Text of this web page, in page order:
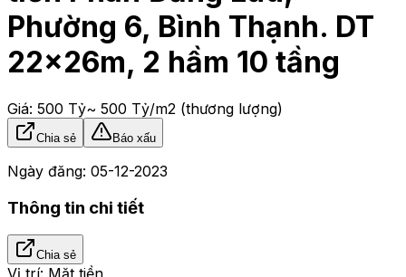
Phường 6, Bình Thạnh. DT
22x26m, 2 hầm 10 tầng
Giá: 500 Tỷ~ 500 Tỷ/m2 (thương lượng)
Chia sẻ Báo xấu
Ngày đăng: 05-12-2023
Thông tin chi tiết
Chia sẻ